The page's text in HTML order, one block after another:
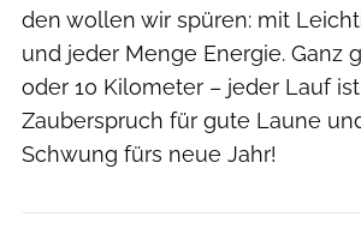
den wollen wir spüren: mit
und jeder Menge Energie. Ganz
oder 10 Kilometer – jeder Lauf
Zauberspruch für gute Laune
Schwung fürs neue Jahr!